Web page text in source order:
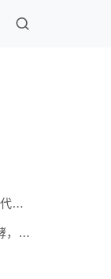
细说中医发展史，千年根基不会被推倒，但被现代医疗模式堵住出路
天冷发面，不要只放酵母！多加这3样，快速发酵，蓬松香软弹性十足